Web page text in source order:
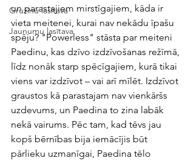
Gruzīnu lasītava
Jaunumu lasītava
un parastajiem mirstīgajiem, kāda ir
vieta meitenei, kurai nav nekādu īpašu
spēju? "Powerless" stāsta par meiteni
Paedinu, kas dzīvo izdzīvošanas režīmā,
līdz nonāk starp spēcīgajiem, kurā tikai
viens var izdzīvot – vai arī mīlēt. Izdzīvot
graustos kā parastajam nav vienkāršs
uzdevums, un Paedina to zina labāk
nekā vairums. Pēc tam, kad tēvs jau
kopš bērnības bija iemācījis būt
pārlieku uzmanīgai, Paedina tēlo